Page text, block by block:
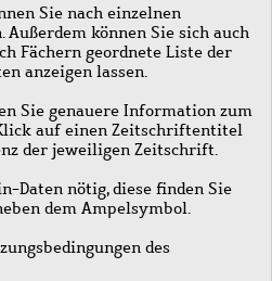
Sie nach einzelnen
können Sie sich auch
Fächern geordnete Liste der
anzeigen lassen.
Sie genauere Information zum
auf einen Zeitschriftentitel
der jeweiligen Zeitschrift.
Daten nötig, diese finden Sie
dem Ampelsymbol.
des